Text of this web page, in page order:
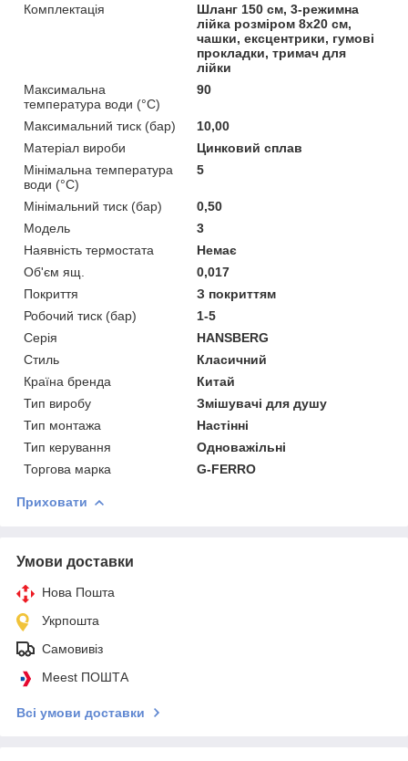
Комплектація
Шланг 150 см, 3-режимна
лійка розміром 8х20 см,
чашки, ексцентрики, гумові
прокладки, тримач для
лійки
Максимальна
температура води (°C)
90
Максимальний тиск (бар)
10,00
Матеріал вироби
Цинковий сплав
Мінімальна температура
води (°C)
5
Мінімальний тиск (бар)
0,50
Мoдель
3
Наявність термостата
Немає
Об'єм ящ.
0,017
Покриття
З покриттям
Робочий тиск (бар)
1-5
Серія
HANSBERG
Стиль
Класичний
Країна бренда
Китай
Тип виробу
Змішувачі для душу
Тип монтажа
Настінні
Тип керування
Одноважільні
Торгова марка
G-FERRO
Приховати
Умови доставки
Нова Пошта
Укрпошта
Самовивіз
Meest ПОШТА
Всі умови доставки